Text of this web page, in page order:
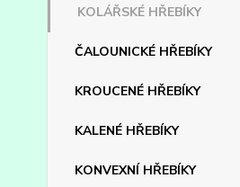
KOLÁŘSKÉ HŘEBÍKY
ČALOUNICKÉ HŘEBÍKY
KROUCENÉ HŘEBÍKY
KALENÉ HŘEBÍKY
KONVEXNÍ HŘEBÍKY